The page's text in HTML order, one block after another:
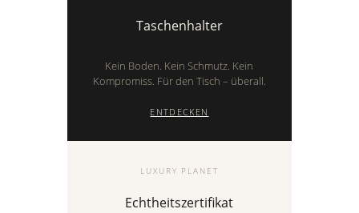
Taschenhalter
Kein Boden. Kein Schmutz. Kein
Kompromiss. Für den Tisch – überall.
ENTDECKEN
LUXURY PLANET
Echtheitszertifikat